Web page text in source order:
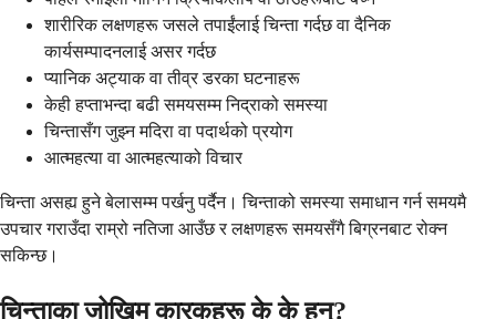
शारीरिक लक्षणहरू जसले तपाईंलाई चिन्ता गर्दछ वा दैनिक
कार्यसम्पादनलाई असर गर्दछ
प्यानिक अट्याक वा तीव्र डरका घटनाहरू
केही हप्ताभन्दा बढी समयसम्म निद्राको समस्या
चिन्तासँग जुझ्न मदिरा वा पदार्थको प्रयोग
आत्महत्या वा आत्महत्याको विचार
चिन्ता असह्य हुने बेलासम्म पर्खनु पर्दैन। चिन्ताको समस्या समाधान गर्न समयमै
उपचार गराउँदा राम्रो नतिजा आउँछ र लक्षणहरू समयसँगै बिग्रनबाट रोक्न
सकिन्छ।
चिन्ताका जोखिम कारकहरू के के हुन्?